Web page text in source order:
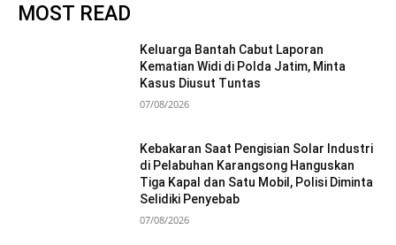
MOST READ
Keluarga Bantah Cabut Laporan
Kematian Widi di Polda Jatim, Minta
Kasus Diusut Tuntas
07/08/2026
Kebakaran Saat Pengisian Solar Industri
di Pelabuhan Karangsong Hanguskan
Tiga Kapal dan Satu Mobil, Polisi Diminta
Selidiki Penyebab
07/08/2026